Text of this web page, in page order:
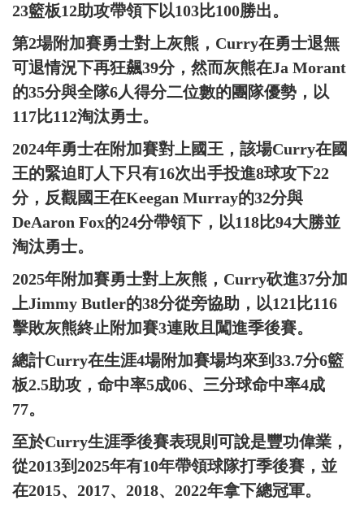
23籃板12助攻帶領下以103比100勝出。
第2場附加賽勇士對上灰熊，Curry在勇士退無
可退情況下再狂飆39分，然而灰熊在Ja Morant
的35分與全隊6人得分二位數的團隊優勢，以
117比112淘汰勇士。
2024年勇士在附加賽對上國王，該場Curry在國
王的緊迫盯人下只有16次出手投進8球攻下22
分，反觀國王在Keegan Murray的32分與
DeAaron Fox的24分帶領下，以118比94大勝並
淘汰勇士。
2025年附加賽勇士對上灰熊，Curry砍進37分加
上Jimmy Butler的38分從旁協助，以121比116
擊敗灰熊終止附加賽3連敗且闖進季後賽。
總計Curry在生涯4場附加賽場均來到33.7分6籃
板2.5助攻，命中率5成06、三分球命中率4成
77。
至於Curry生涯季後賽表現則可說是豐功偉業，
從2013到2025年有10年帶領球隊打季後賽，並
在2015、2017、2018、2022年拿下總冠軍。